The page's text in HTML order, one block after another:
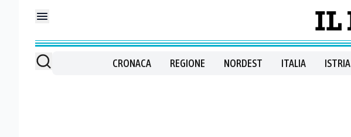
CRONACA REGIONE NORDEST ITALIA